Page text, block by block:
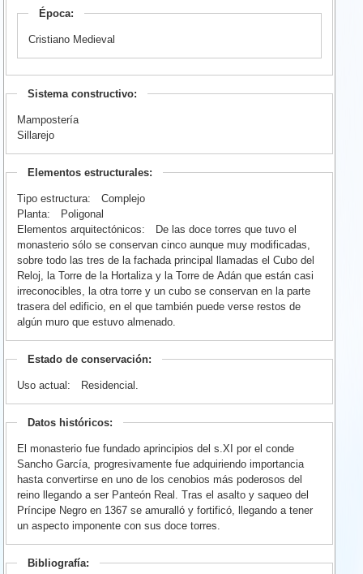
Época:
Cristiano Medieval
Sistema constructivo:
Mampostería
Sillarejo
Elementos estructurales:
Tipo estructura:
Complejo
Planta:
Poligonal
Elementos arquitectónicos:
De las doce torres que tuvo el
monasterio sólo se conservan cinco aunque muy modificadas,
sobre todo las tres de la fachada principal llamadas el Cubo del
Reloj, la Torre de la Hortaliza y la Torre de Adán que están casi
irreconocibles, la otra torre y un cubo se conservan en la parte
trasera del edificio, en el que también puede verse restos de
algún muro que estuvo almenado.
Estado de conservación:
Uso actual: Residencial.
Datos históricos:
El monasterio fue fundado aprincipios del s.XI por el conde
Sancho García, progresivamente fue adquiriendo importancia
hasta convertirse en uno de los cenobios más poderosos del
reino llegando a ser Panteón Real. Tras el asalto y saqueo del
Príncipe Negro en 1367 se amuralló y fortificó, llegando a tener
un aspecto imponente con sus doce torres.
Bibliografía: